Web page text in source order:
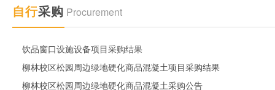
自行采购 Procurement
饮品窗口设施设备项目采购结果
柳林校区松园周边绿地硬化商品混凝土项目采购结果
柳林校区松园周边绿地硬化商品混凝土采购公告